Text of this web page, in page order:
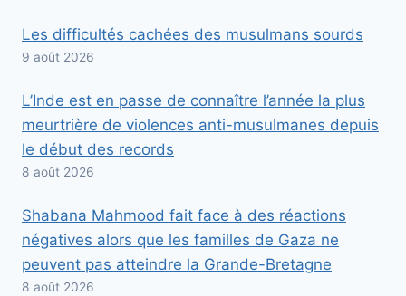
Les difficultés cachées des musulmans sourds
9 août 2026
L’Inde est en passe de connaître l’année la plus
meurtrière de violences anti-musulmanes depuis
le début des records
8 août 2026
Shabana Mahmood fait face à des réactions
négatives alors que les familles de Gaza ne
peuvent pas atteindre la Grande-Bretagne
8 août 2026